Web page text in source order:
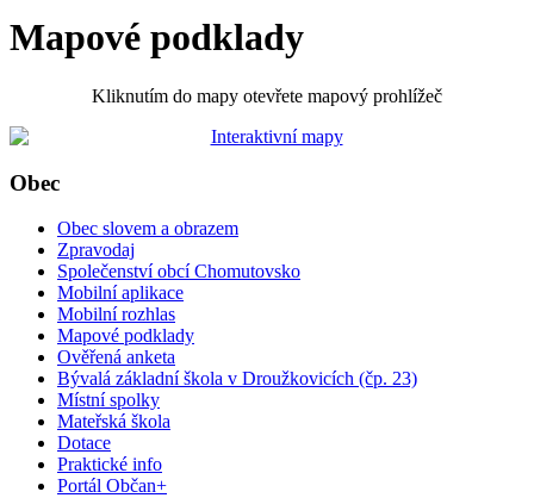
Mapové podklady
Kliknutím do mapy otevřete mapový prohlížeč
Obec
Obec slovem a obrazem
Zpravodaj
Společenství obcí Chomutovsko
Mobilní aplikace
Mobilní rozhlas
Mapové podklady
Ověřená anketa
Bývalá základní škola v Droužkovicích (čp. 23)
Místní spolky
Mateřská škola
Dotace
Praktické info
Portál Občan+